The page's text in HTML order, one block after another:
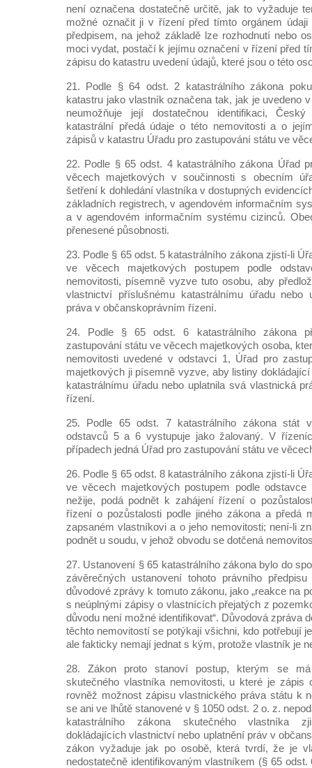
není označena dostatečně určitě, jak to vyžaduje
možné označit ji v řízení před tímto orgánem údaji
předpisem, na jehož základě lze rozhodnutí nebo
moci vydat, postačí k jejímu označení v řízení před
zápisu do katastru uvedení údajů, které jsou o této
21. Podle § 64 odst. 2 katastrálního zákona
katastru jako vlastník označena tak, jak je uvedeno
neumožňuje její dostatečnou identifikaci,
katastrální předá údaje o této nemovitosti a o
zápisů v katastru Úřadu pro zastupování státu ve
22. Podle § 65 odst. 4 katastrálního zákona Úřad
věcech majetkových v součinnosti s obecním
šetření k dohledání vlastníka v dostupných
základních registrech, v agendovém informačním
a v agendovém informačním systému cizinců.
přenesené působnosti.
23. Podle § 65 odst. 5 katastrálního zákona zjistí-li
ve věcech majetkových postupem podle
nemovitosti, písemně vyzve tuto osobu, aby
vlastnictví příslušnému katastrálnímu úřadu nebo
práva v občanskoprávním řízení.
24. Podle § 65 odst. 6 katastrálního zákona
zastupování státu ve věcech majetkových osoba,
nemovitosti uvedené v odstavci 1, Úřad pro
majetkových ji písemně vyzve, aby listiny
katastrálnímu úřadu nebo uplatnila svá vlastnická
řízení.
25. Podle 65 odst. 7 katastrálního zákona stát
odstavců 5 a 6 vystupuje jako žalovaný. V
případech jedná Úřad pro zastupování státu ve
26. Podle § 65 odst. 8 katastrálního zákona zjistí-li
ve věcech majetkových postupem podle
nežije, podá podnět k zahájení řízení o
řízení o pozůstalosti podle jiného zákona a předá
zapsaném vlastníkovi a o jeho nemovitosti; není-li
podnět u soudu, v jehož obvodu se dotčená
27. Ustanovení § 65 katastrálního zákona bylo do
závěrečných ustanovení tohoto právního
důvodové zprávy k tomuto zákonu, jako „reakce na
s neúplnými zápisy o vlastnících přejatých z
důvodu není možné identifikovat“. Důvodová zpráva
těchto nemovitostí se potýkají všichni, kdo potřebují
ale fakticky nemají jednat s kým, protože vlastník je
28. Zákon proto stanoví postup, kterým se
skutečného vlastníka nemovitosti, u které je zápis
rovněž možnost zápisu vlastnického práva státu k
se ani ve lhůtě stanovené v § 1050 odst. 2 o. z.
katastrálního zákona skutečného vlastníka
dokládajících vlastnictví nebo uplatnění práv v
zákon vyžaduje jak po osobě, která tvrdí, že je
nedostatečně identifikovaným vlastníkem (§ 65